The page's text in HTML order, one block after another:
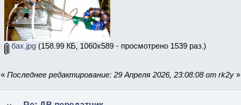
бах.jpg (158.99 КБ, 1060x589 - просмотрено 1539 раз.)
« Последнее редактирование: 29 Апреля 2026, 23:08:08 от rk2y»